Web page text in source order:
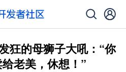
狂的母狮子大吼：“你
老美，休想！”